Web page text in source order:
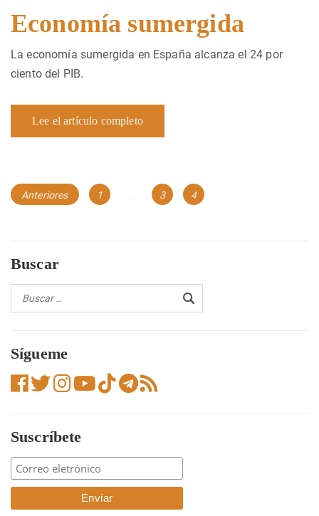
Economía sumergida
La economía sumergida en España alcanza el 24 por
ciento del PIB.
Lee el artículo completo
Navegación
entradas
Anteriores Página
1 Página
3 Página
4
Buscar
Sígueme
Suscríbete